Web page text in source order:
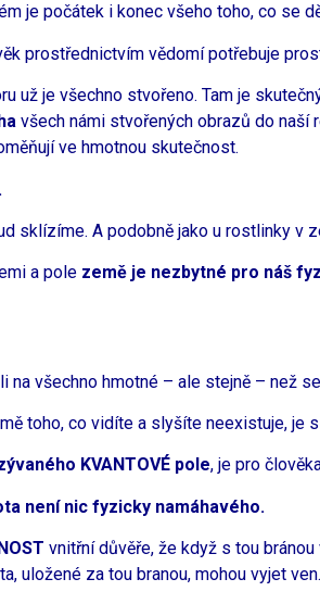
je počátek i konec všeho toho, co se
prostřednictvím vědomí potřebuje
už je všechno stvořeno. Tam je
všech námi stvořených obrazů do naší
ve hmotnou skutečnost.
sklízíme. A podobně jako u rostlinky v
a pole země je nezbytné pro náš
všechno hmotné – ale stejně – než
toho, co vidíte a slyšíte neexistuje, je
KVANTOVÉ pole, je pro
není nic fyzicky namáhavého.
vnitřní důvěře, že když s tou
uložené za tou branou, mohou vyjet ven.